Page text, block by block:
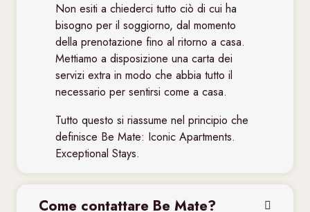
Non esiti a chiederci tutto ciò di cui ha
bisogno per il soggiorno, dal momento
della prenotazione fino al ritorno a casa.
Mettiamo a disposizione una carta dei
servizi extra in modo che abbia tutto il
necessario per sentirsi come a casa.
Tutto questo si riassume nel principio che
definisce Be Mate: Iconic Apartments.
Exceptional Stays.
Come contattare Be Mate?